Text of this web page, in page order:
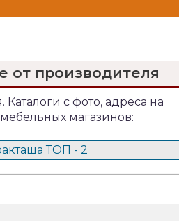
от производителя
с фото, адреса на
магазинов:
ТОП - 2